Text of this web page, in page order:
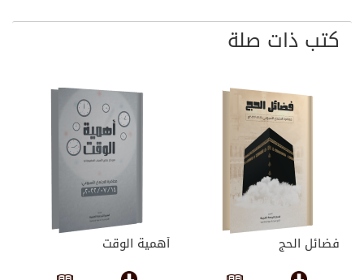
كتب ذات صلة
فضائل الحج أهمية الوقت